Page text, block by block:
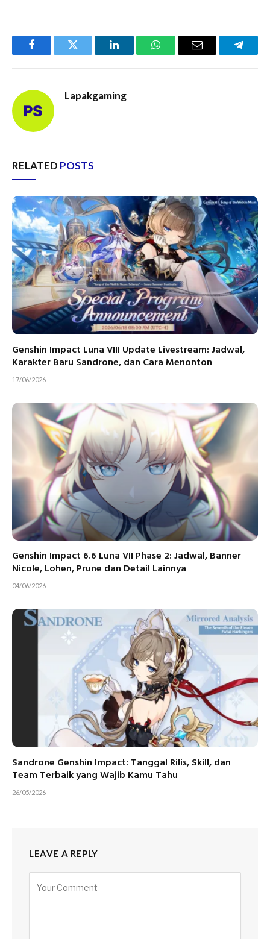
FacebookTwitter LinkedInWhatsAppEmail
Lapakgaming
RELATED POSTS
Genshin Impact Luna VIII Update Livestream: Jadwal,
Karakter Baru Sandrone, dan Cara Menonton
17/06/2026
Genshin Impact 6.6 Luna VII Phase 2: Jadwal, Banner
Nicole, Lohen, Prune dan Detail Lainnya
04/06/2026
Sandrone Genshin Impact: Tanggal Rilis, Skill, dan
Team Terbaik yang Wajib Kamu Tahu
26/05/2026
LEAVE A REPLY